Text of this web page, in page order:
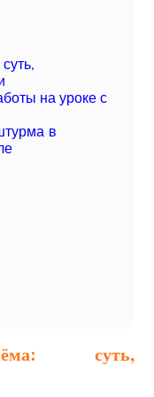
на уроке с
в
суть,